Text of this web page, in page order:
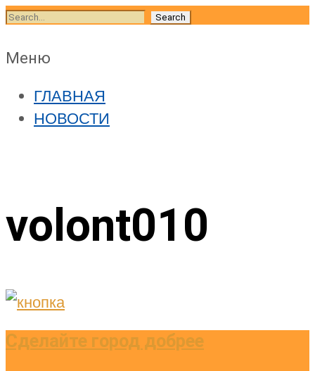
Skip
content
Search
Меню
content
ГЛАВНАЯ
НОВОСТИ
volont010
Сделайте город добрее